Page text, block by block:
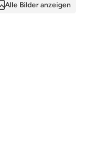
Alle Bilder anzeigen